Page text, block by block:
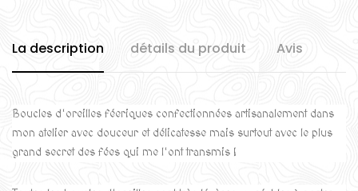
La description détails du produit Avis
Boucles d'oreilles féeriques confectionnées artisanalement dans
mon atelier avec douceur et délicatesse mais surtout avec le plus
grand secret des fées qui me l'ont transmis !